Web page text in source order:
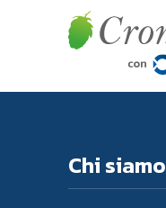
Chi siamo